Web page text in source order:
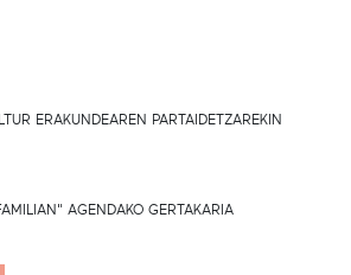
ERAKUNDEAREN PARTAIDETZAREKIN
AGENDAKO GERTAKARIA